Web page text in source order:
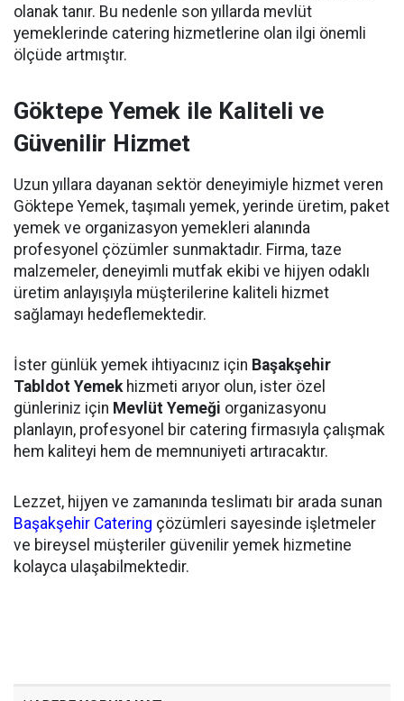
olanak tanır. Bu nedenle son yıllarda mevlüt
yemeklerinde catering hizmetlerine olan ilgi önemli
ölçüde artmıştır.
Göktepe Yemek ile Kaliteli ve
Güvenilir Hizmet
Uzun yıllara dayanan sektör deneyimiyle hizmet veren
Göktepe Yemek, taşımalı yemek, yerinde üretim, paket
yemek ve organizasyon yemekleri alanında
profesyonel çözümler sunmaktadır. Firma, taze
malzemeler, deneyimli mutfak ekibi ve hijyen odaklı
üretim anlayışıyla müşterilerine kaliteli hizmet
sağlamayı hedeflemektedir.
İster günlük yemek ihtiyacınız için Başakşehir
Tabldot Yemekhizmeti arıyor olun, ister özel
günleriniz için Mevlüt Yemeği organizasyonu
planlayın, profesyonel bir catering firmasıyla çalışmak
hem kaliteyi hem de memnuniyeti artıracaktır.
Lezzet, hijyen ve zamanında teslimatı bir arada sunan
Başakşehir Catering çözümleri sayesinde işletmeler
ve bireysel müşteriler güvenilir yemek hizmetine
kolayca ulaşabilmektedir.